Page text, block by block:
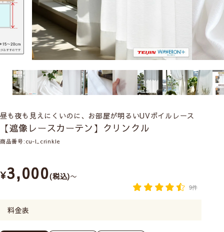
昼も夜も見えにくいのに、お部屋が明るいUVボイルレース
【遮像レースカーテン】クリンクル
商品番号 cu-l_crinkle
¥3,000 税込 〜
9件
料金表